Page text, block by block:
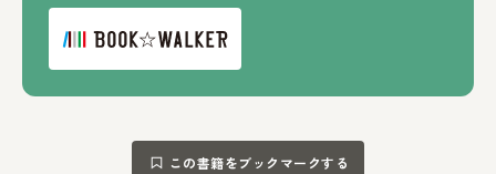
この書籍をブックマークする